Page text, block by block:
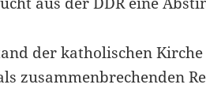
der katholischen
zusammenbrechenden